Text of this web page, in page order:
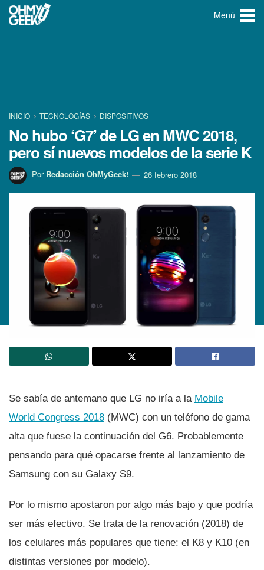
Menú
INICIO TECNOLOGÍ­AS DISPOSITIVOS
No hubo ‘G7’ de LG en MWC 2018,
pero sí­ nuevos modelos de la serie K
Por Redacción OhMyGeek! 26 febrero 2018
Se sabí­a de antemano que LG no irí­a a la Mobile
World Congress 2018 (MWC) con un teléfono de gama
alta que fuese la continuación del G6. Probablemente
pensando para qué opacarse frente al lanzamiento de
Samsung con su Galaxy S9.
Por lo mismo apostaron por algo más bajo y que podrí­a
ser más efectivo. Se trata de la renovación (2018) de
los celulares más populares que tiene: el K8 y K10 (en
distintas versiones por modelo).